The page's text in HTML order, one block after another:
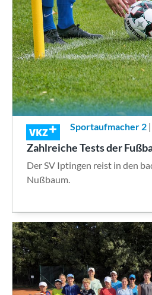
VKZ Sportaufmacher 2
Zahlreiche Tests der
Der SV Iptingen reist in den
Nußbaum.